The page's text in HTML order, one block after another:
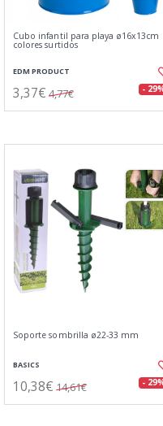
Cubo infantil para playa ø16x13cm
colores surtidos
EDM PRODUCT
3,37€ 4,77€ -
Soporte sombrilla ø22-33 mm
BASICS
10,38€ 14,61€ -